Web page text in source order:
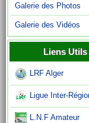
Galerie des Photos
Galerie des Vidéos
Liens Utils
LRF Alger
Ligue Inter-
L.N.F Amateur